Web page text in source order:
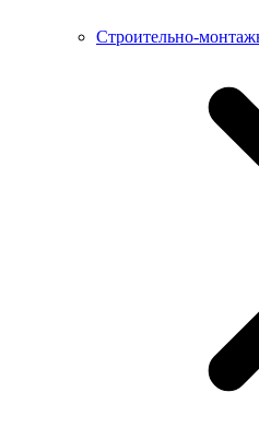
Строительно-